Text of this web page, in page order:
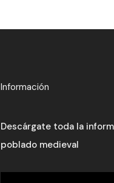
Información
Descárgate toda la
poblado medieval